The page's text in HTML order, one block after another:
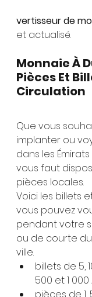
vertisseur de
et actualisé.
Monnaie À
Pièces Et
Circulation
Que vous
implanter ou
dans les Émirats
vous faut
pièces locales.
Voici les billets
vous pouvez
pendant votre
ou de courte
ville.
billets de 5,
500 et 1 000